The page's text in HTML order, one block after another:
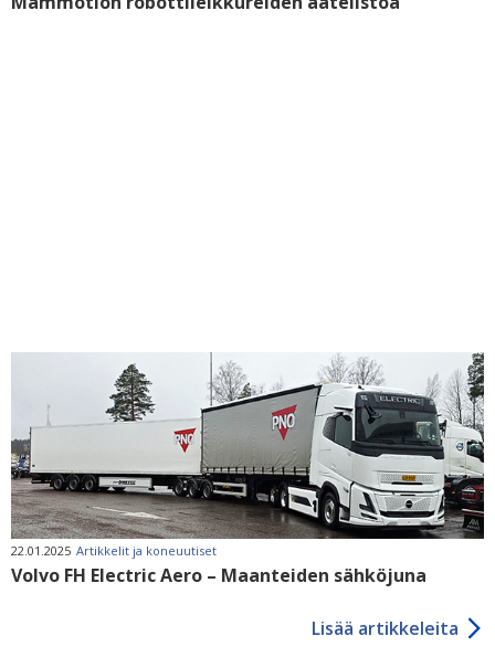
22.01.2025 Artikkelit ja koneuutiset
Volvo FH Electric Aero – Maanteiden sähköjuna
Lisää artikkeleita